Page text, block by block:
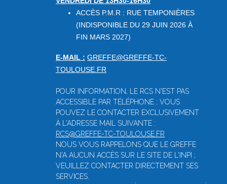
ACCÈS P.M.R : RUE TEMPONIÈRES
(INDISPONIBLE DU 29 JUIN 2026 À
FIN MARS 2027)
E-MAIL : GREFFE@GREFFE-TC-
TOULOUSE.FR
POUR INFORMATION, LE RCS N'EST PAS
ACCESSIBLE PAR TÉLÉPHONE ; VOUS
POUVEZ LE CONTACTER EXCLUSIVEMENT
À L'ADRESSE MAIL SUIVANTE :
RCS@GREFFE-TC-TOULOUSE.FR
NOUS VOUS RAPPELONS QUE LE GREFFE
N'A AUCUN ACCÈS SUR LE SITE DE L'INPI ;
VEUILLEZ CONTACTER DIRECTEMENT SES
SERVICES.